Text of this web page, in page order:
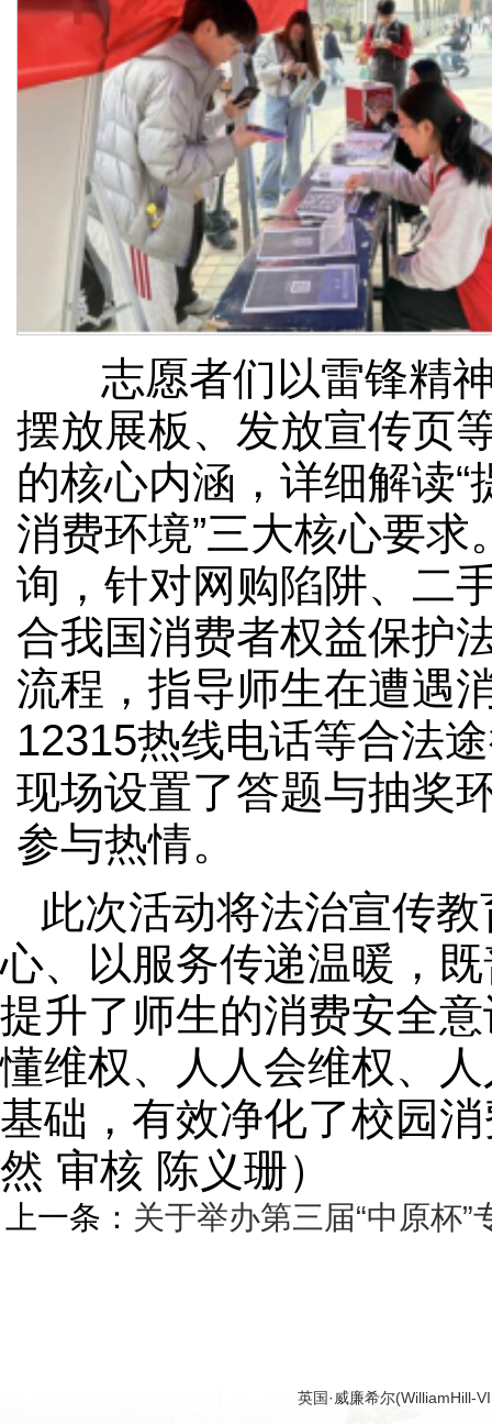
志愿者们以雷锋精神
摆放展板、发放宣传页
的核心内涵，详细解读
消费环境”三大核心要
询，针对网购陷阱、二
合我国消费者权益保护
流程，指导师生在遭遇
12315热线电话等合法
现场设置了答题与抽奖
参与热情。
此次活动将法治宣传
心、以服务传递温暖，
提升了师生的消费安全
懂维权、人人会维权、
基础，有效净化了校园
然 审核 陈义珊）
上一条： 关于举办第三届“中原杯
英国·威廉希尔(WilliamHill-